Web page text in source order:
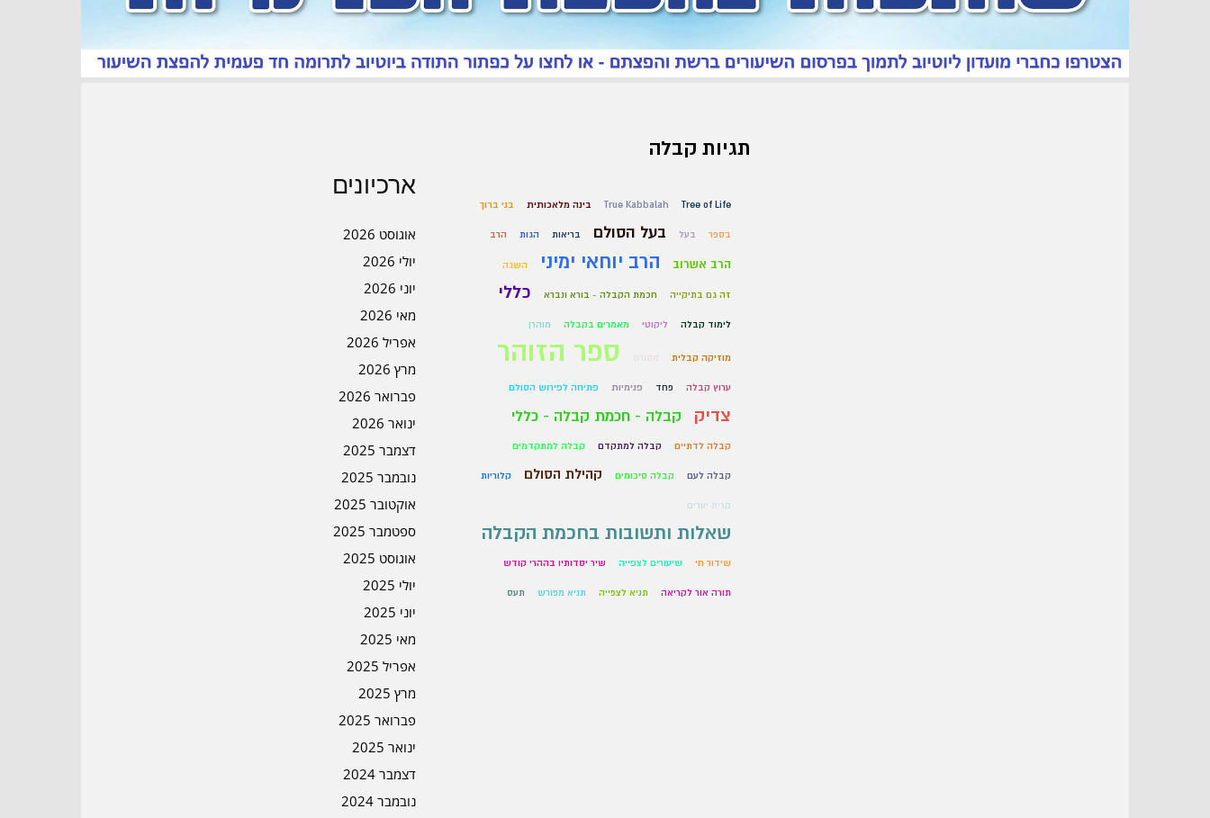
ארכיונים
אוגוסט 2026
יולי 2026
יוני 2026
מאי 2026
אפריל 2026
מרץ 2026
פברואר 2026
ינואר 2026
דצמבר 2025
נובמבר 2025
אוקטובר 2025
ספטמבר 2025
אוגוסט 2025
יולי 2025
יוני 2025
מאי 2025
אפריל 2025
מרץ 2025
פברואר 2025
ינואר 2025
דצמבר 2024
נובמבר 2024
תגיות קבלה
Tree of Life
True Kabbalah בינה מלאכותית בני ברוך
בספר בעל בעל הסולם בריאות הגות הרב
הרב אשרוב הרב יוחאי ימיני השגה
זה גם בתיקייה חכמת הקבלה - בורא ונברא כללי
לימוד קבלה ליקוטי מאמרים בקבלה מוהרן
מוזיקה קבלית ספר הזוהר
ערוץ קבלה פחד פנימיות פתיחה לפירוש הסולם
צדיק קבלה - חכמת קבלה - כללי
קבלה לדתיים קבלה למתקדם קבלה למתקדמים
קבלה לעם קבלה סיכומים קהילת הסולם קלוריות
קרית יערים
שאלות ותשובות בחכמת הקבלה
שידור חי שיעורים לצפייה שיר יסדותיו בההרי קודש
תורה אור לקריאה תניא לצפייה תניא מפורש תעס